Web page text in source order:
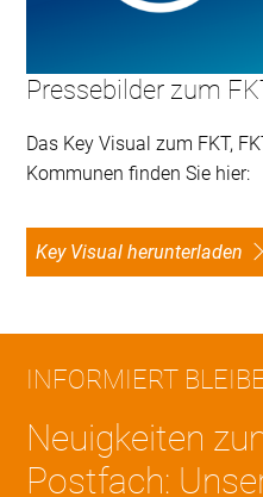
Pressebilder zum
Das Key Visual zum FKT,
Kommunen finden Sie hier:
Key Visual herunterladen
INFORMIERT
Neuigkeiten
Postfach: